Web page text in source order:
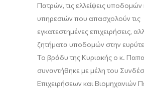
Πατρών, τις ελλείψεις υποδομών
υπηρεσιών που απασχολούν τις
εγκατεστημένες επιχειρήσεις,
ζητήματα υποδομών στην
Το βράδυ της Κυριακής ο κ.
συναντήθηκε με μέλη του
Επιχειρήσεων και Βιομηχανιών